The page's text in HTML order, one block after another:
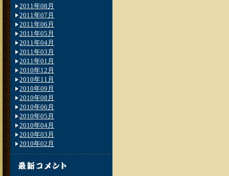
2011年08月
2011年07月
2011年06月
2011年05月
2011年04月
2011年03月
2011年01月
2010年12月
2010年11月
2010年09月
2010年08月
2010年06月
2010年05月
2010年04月
2010年03月
2010年02月